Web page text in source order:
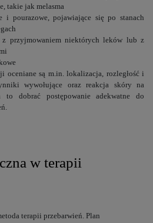
takie jak melasma
i pourazowe, pojawiające się po stanach
z przyjmowaniem niektórych leków lub z
oceniane są m.in. lokalizacja, rozległość i
wywołujące oraz reakcja skóry na
to dobrać postępowanie adekwatne do
w terapii
terapii przebarwień. Plan